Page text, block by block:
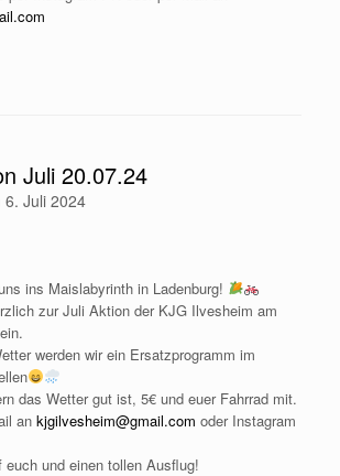
Juli 20.07.24
6. Juli 2024
ins Maislabyrinth in Ladenburg!
zur Juli Aktion der KJG Ilvesheim am
werden wir ein Ersatzprogramm im
das Wetter gut ist, 5€ und euer Fahrrad mit.
an kjgilvesheim@gmail.com oder Instagram
euch und einen tollen Ausflug!